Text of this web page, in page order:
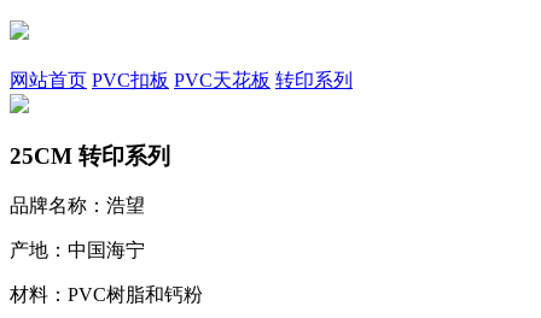
网站首页 PVC扣板 PVC天花板 转印系列
25CM 转印系列
品牌名称：浩望
产地：中国海宁
材料：PVC树脂和钙粉